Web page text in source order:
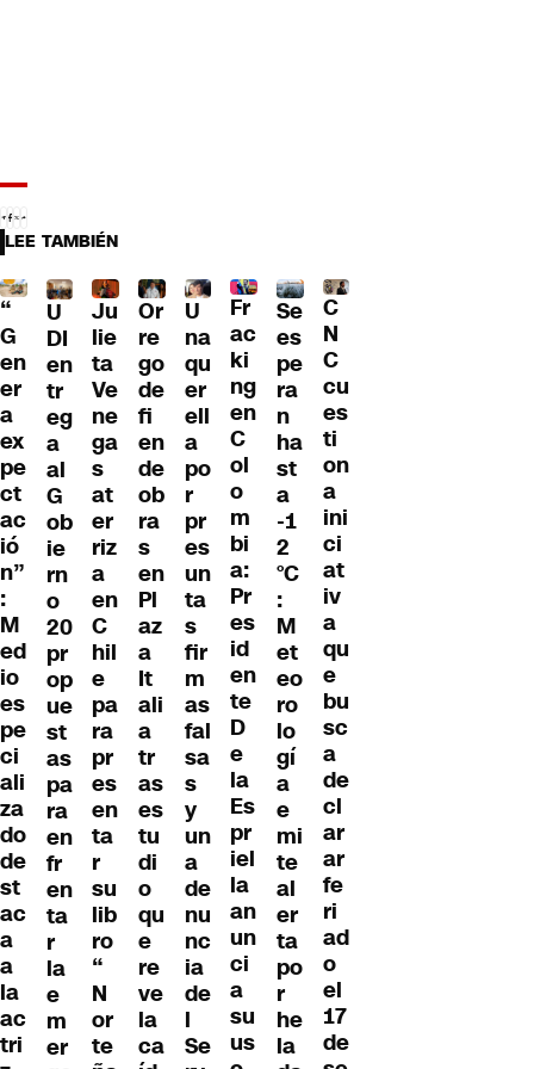
LEE TAMBIÉN
“
G
en
er
a
ex
pe
ct
ac
ió
n”
:
M
ed
io
es
pe
ci
ali
za
do
de
st
ac
a
a
la
ac
tri
U
DI
en
tr
eg
a
al
G
ob
ie
rn
o
20
pr
op
ue
st
as
pa
ra
en
fr
en
ta
r
la
e
m
er
Ju
lie
ta
Ve
ne
ga
s
at
er
riz
a
en
C
hil
e
pa
ra
pr
es
en
ta
r
su
lib
ro
“
N
or
te
Or
re
go
de
fi
en
de
ob
ra
s
en
Pl
az
a
It
ali
a
tr
as
es
tu
di
o
qu
e
re
ve
la
ca
U
na
qu
er
ell
a
po
r
pr
es
un
ta
s
fir
m
as
fal
sa
s
y
un
a
de
nu
nc
ia
de
l
Se
Fr
ac
ki
ng
en
C
ol
o
m
bi
a:
Pr
es
id
en
te
D
e
la
Es
pr
iel
la
an
un
ci
a
su
us
Se
es
pe
ra
n
ha
st
a
-1
2
°C
:
M
et
eo
ro
lo
gí
a
e
mi
te
al
er
ta
po
r
he
la
C
N
C
cu
es
ti
on
a
ini
ci
at
iv
a
qu
e
bu
sc
a
de
cl
ar
ar
fe
ri
ad
o
el
17
de